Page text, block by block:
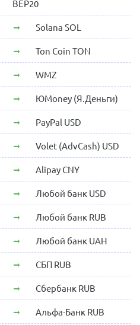
BEP20
Solana SOL
Ton Coin TON
WMZ
ЮMoney (Я.Деньги)
PayPal USD
Volet (AdvCash) USD
Alipay CNY
Любой банк USD
Любой банк RUB
Любой банк UAH
СБП RUB
Сбербанк RUB
Альфа-Банк RUB